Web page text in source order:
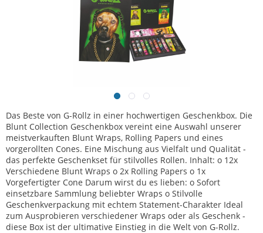
Das Beste von G-Rollz in einer hochwertigen Geschenkbox. Die
Blunt Collection Geschenkbox vereint eine Auswahl unserer
meistverkauften Blunt Wraps, Rolling Papers und eines
vorgerollten Cones. Eine Mischung aus Vielfalt und Qualität -
das perfekte Geschenkset für stilvolles Rollen. Inhalt: o 12x
Verschiedene Blunt Wraps o 2x Rolling Papers o 1x
Vorgefertigter Cone Darum wirst du es lieben: o Sofort
einsetzbare Sammlung beliebter Wraps o Stilvolle
Geschenkverpackung mit echtem Statement-Charakter Ideal
zum Ausprobieren verschiedener Wraps oder als Geschenk -
diese Box ist der ultimative Einstieg in die Welt von G-Rollz.